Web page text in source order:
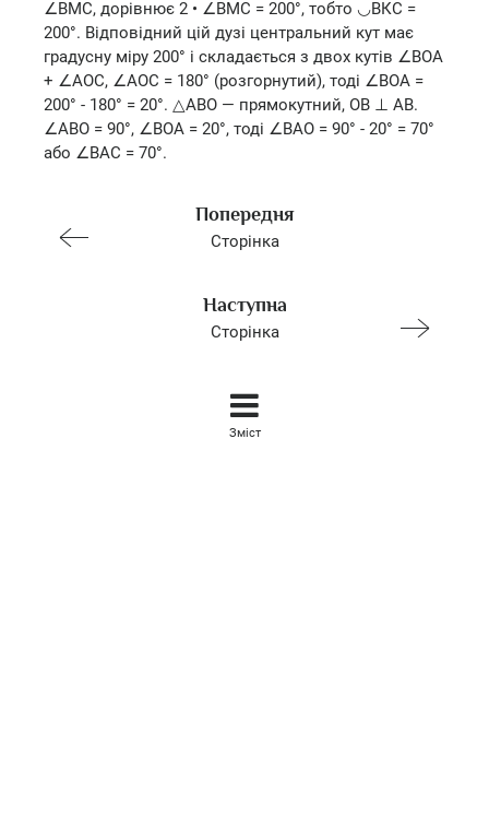
∠ВМС, дорівнює 2 • ∠ВМС = 200°, тобто ◡ВКС =
200°. Відповідний цій дузі центральний кут має
градусну міру 200° і складається з двох кутів ∠BOA
+ ∠AOC, ∠AOC = 180° (розгорнутий), тоді ∠BOA =
200° - 180° = 20°. △АВО — прямокутний, OB ⊥ АВ.
∠ABO = 90°, ∠ВОА = 20°, тоді ∠BAO = 90° - 20° = 70°
або ∠BAC = 70°.
Попередня
Сторінка
Наступна
Сторінка
Зміст